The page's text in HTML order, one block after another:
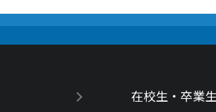
在校生・卒業